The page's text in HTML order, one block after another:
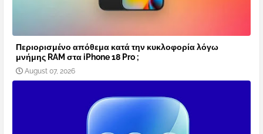
Περιορισμένο απόθεμα κατά την κυκλοφορία λόγω
μνήμης RAM στα iPhone 18 Pro ;
August 07, 2026